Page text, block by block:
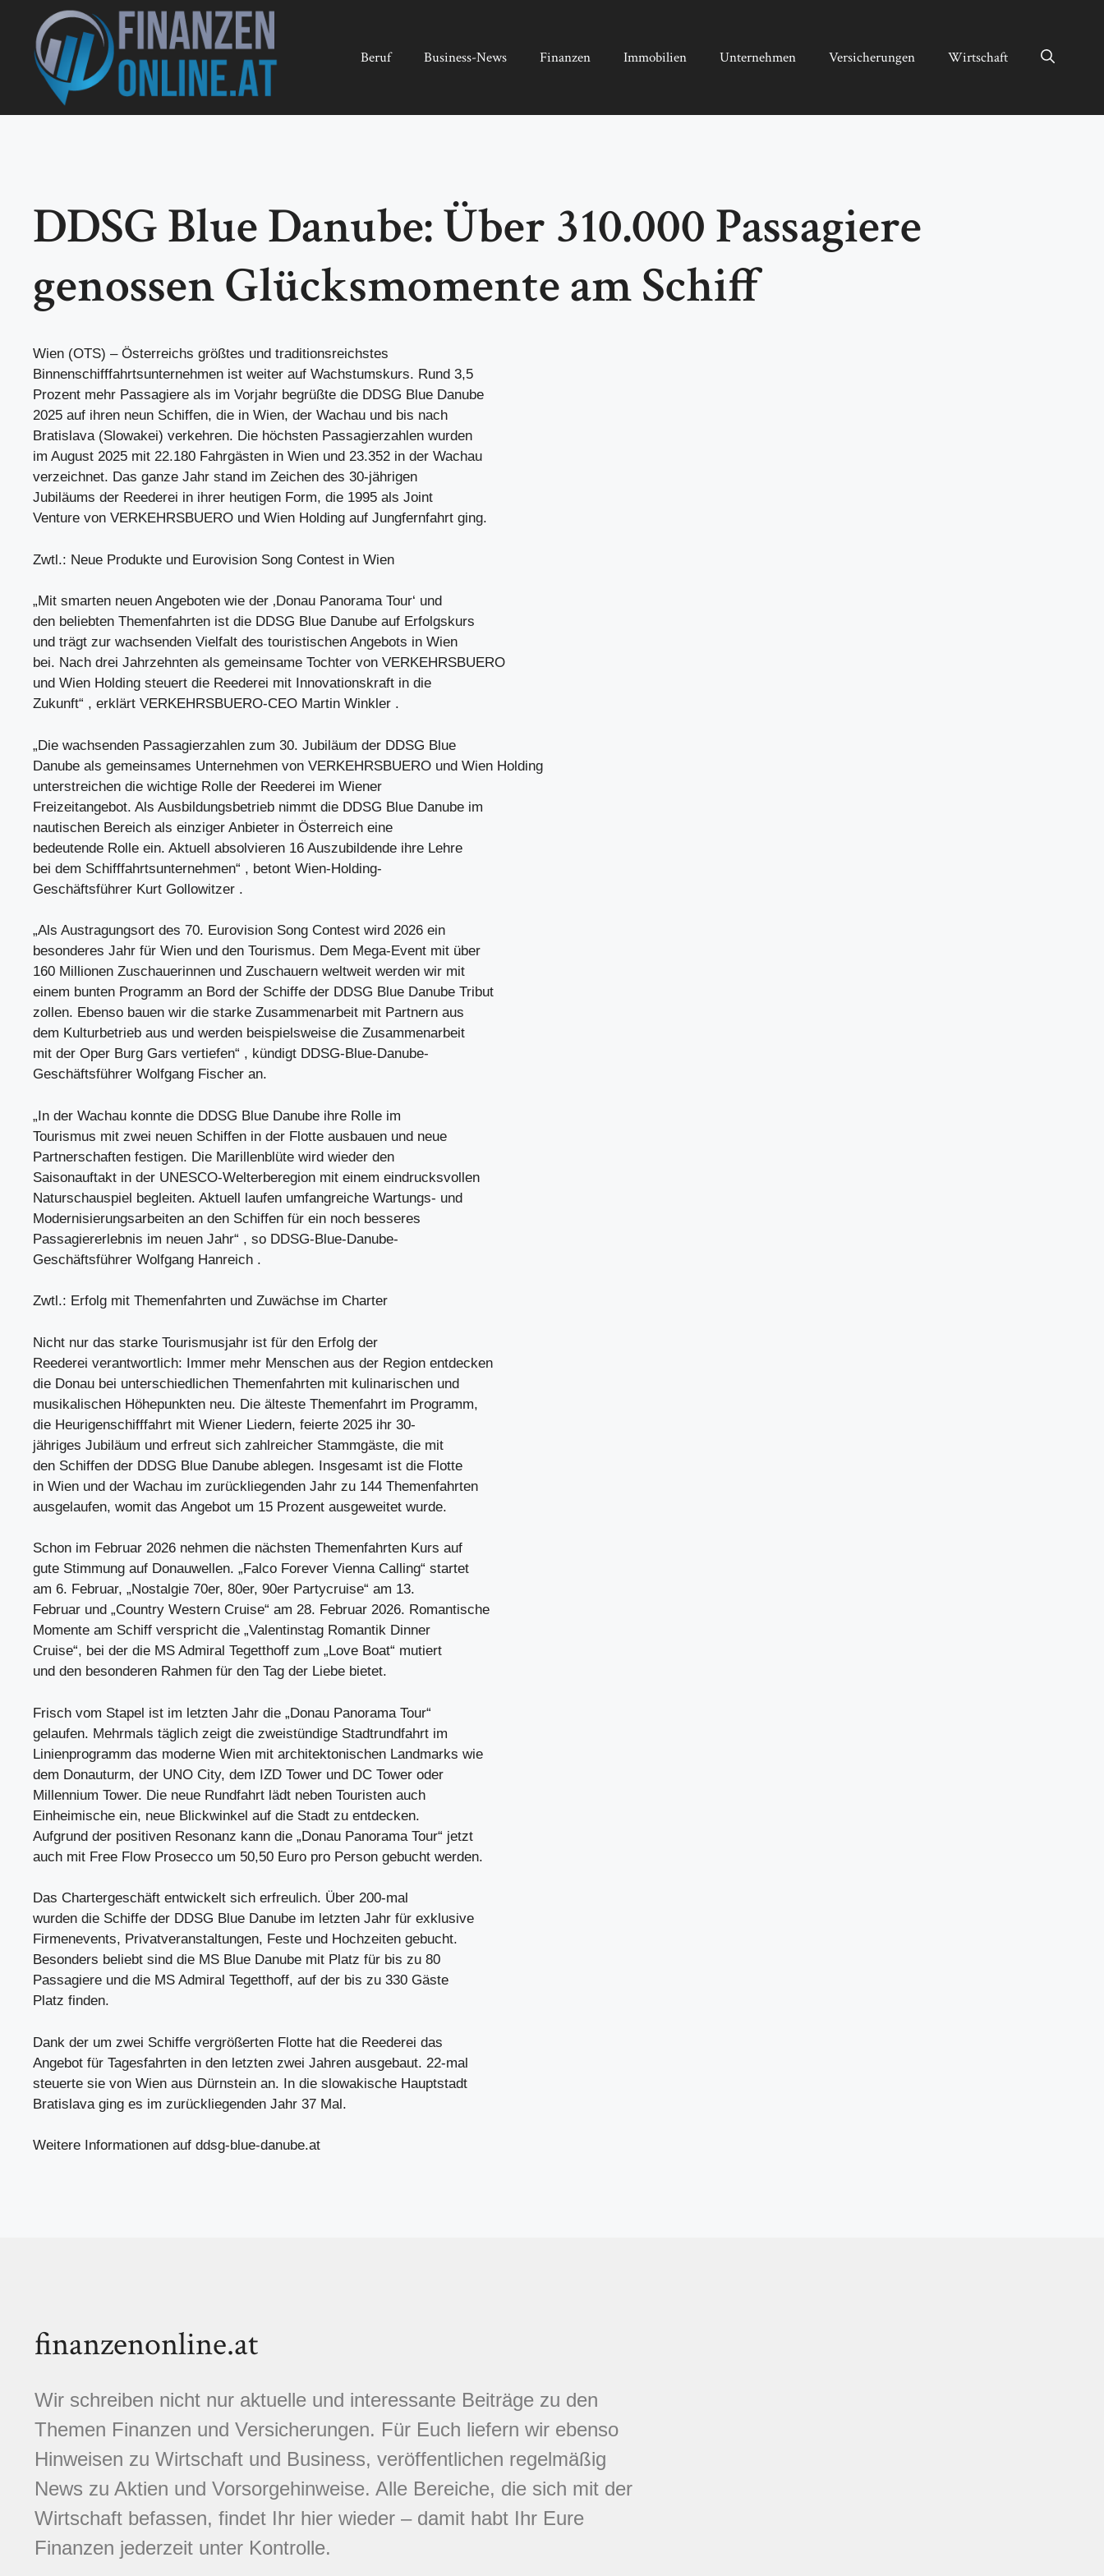
springen
Beruf Business-News Finanzen Immobilien Unternehmen Versicherungen Wirtschaft
DDSG Blue Danube: Über 310.000 Passagiere
genossen Glücksmomente am Schiff
Wien (OTS) – Österreichs größtes und traditionsreichstes
Binnenschifffahrtsunternehmen ist weiter auf Wachstumskurs. Rund 3,5
Prozent mehr Passagiere als im Vorjahr begrüßte die DDSG Blue Danube
2025 auf ihren neun Schiffen, die in Wien, der Wachau und bis nach
Bratislava (Slowakei) verkehren. Die höchsten Passagierzahlen wurden
im August 2025 mit 22.180 Fahrgästen in Wien und 23.352 in der Wachau
verzeichnet. Das ganze Jahr stand im Zeichen des 30-jährigen
Jubiläums der Reederei in ihrer heutigen Form, die 1995 als Joint
Venture von VERKEHRSBUERO und Wien Holding auf Jungfernfahrt ging.
Zwtl.: Neue Produkte und Eurovision Song Contest in Wien
„Mit smarten neuen Angeboten wie der ‚Donau Panorama Tour‘ und
den beliebten Themenfahrten ist die DDSG Blue Danube auf Erfolgskurs
und trägt zur wachsenden Vielfalt des touristischen Angebots in Wien
bei. Nach drei Jahrzehnten als gemeinsame Tochter von VERKEHRSBUERO
und Wien Holding steuert die Reederei mit Innovationskraft in die
Zukunft“ , erklärt VERKEHRSBUERO-CEO Martin Winkler .
„Die wachsenden Passagierzahlen zum 30. Jubiläum der DDSG Blue
Danube als gemeinsames Unternehmen von VERKEHRSBUERO und Wien Holding
unterstreichen die wichtige Rolle der Reederei im Wiener
Freizeitangebot. Als Ausbildungsbetrieb nimmt die DDSG Blue Danube im
nautischen Bereich als einziger Anbieter in Österreich eine
bedeutende Rolle ein. Aktuell absolvieren 16 Auszubildende ihre Lehre
bei dem Schifffahrtsunternehmen“ , betont Wien-Holding-
Geschäftsführer Kurt Gollowitzer .
„Als Austragungsort des 70. Eurovision Song Contest wird 2026 ein
besonderes Jahr für Wien und den Tourismus. Dem Mega-Event mit über
160 Millionen Zuschauerinnen und Zuschauern weltweit werden wir mit
einem bunten Programm an Bord der Schiffe der DDSG Blue Danube Tribut
zollen. Ebenso bauen wir die starke Zusammenarbeit mit Partnern aus
dem Kulturbetrieb aus und werden beispielsweise die Zusammenarbeit
mit der Oper Burg Gars vertiefen“ , kündigt DDSG-Blue-Danube-
Geschäftsführer Wolfgang Fischer an.
„In der Wachau konnte die DDSG Blue Danube ihre Rolle im
Tourismus mit zwei neuen Schiffen in der Flotte ausbauen und neue
Partnerschaften festigen. Die Marillenblüte wird wieder den
Saisonauftakt in der UNESCO-Welterberegion mit einem eindrucksvollen
Naturschauspiel begleiten. Aktuell laufen umfangreiche Wartungs- und
Modernisierungsarbeiten an den Schiffen für ein noch besseres
Passagiererlebnis im neuen Jahr“ , so DDSG-Blue-Danube-
Geschäftsführer Wolfgang Hanreich .
Zwtl.: Erfolg mit Themenfahrten und Zuwächse im Charter
Nicht nur das starke Tourismusjahr ist für den Erfolg der
Reederei verantwortlich: Immer mehr Menschen aus der Region entdecken
die Donau bei unterschiedlichen Themenfahrten mit kulinarischen und
musikalischen Höhepunkten neu. Die älteste Themenfahrt im Programm,
die Heurigenschifffahrt mit Wiener Liedern, feierte 2025 ihr 30-
jähriges Jubiläum und erfreut sich zahlreicher Stammgäste, die mit
den Schiffen der DDSG Blue Danube ablegen. Insgesamt ist die Flotte
in Wien und der Wachau im zurückliegenden Jahr zu 144 Themenfahrten
ausgelaufen, womit das Angebot um 15 Prozent ausgeweitet wurde.
Schon im Februar 2026 nehmen die nächsten Themenfahrten Kurs auf
gute Stimmung auf Donauwellen. „Falco Forever Vienna Calling“ startet
am 6. Februar, „Nostalgie 70er, 80er, 90er Partycruise“ am 13.
Februar und „Country Western Cruise“ am 28. Februar 2026. Romantische
Momente am Schiff verspricht die „Valentinstag Romantik Dinner
Cruise“, bei der die MS Admiral Tegetthoff zum „Love Boat“ mutiert
und den besonderen Rahmen für den Tag der Liebe bietet.
Frisch vom Stapel ist im letzten Jahr die „Donau Panorama Tour“
gelaufen. Mehrmals täglich zeigt die zweistündige Stadtrundfahrt im
Linienprogramm das moderne Wien mit architektonischen Landmarks wie
dem Donauturm, der UNO City, dem IZD Tower und DC Tower oder
Millennium Tower. Die neue Rundfahrt lädt neben Touristen auch
Einheimische ein, neue Blickwinkel auf die Stadt zu entdecken.
Aufgrund der positiven Resonanz kann die „Donau Panorama Tour“ jetzt
auch mit Free Flow Prosecco um 50,50 Euro pro Person gebucht werden.
Das Chartergeschäft entwickelt sich erfreulich. Über 200-mal
wurden die Schiffe der DDSG Blue Danube im letzten Jahr für exklusive
Firmenevents, Privatveranstaltungen, Feste und Hochzeiten gebucht.
Besonders beliebt sind die MS Blue Danube mit Platz für bis zu 80
Passagiere und die MS Admiral Tegetthoff, auf der bis zu 330 Gäste
Platz finden.
Dank der um zwei Schiffe vergrößerten Flotte hat die Reederei das
Angebot für Tagesfahrten in den letzten zwei Jahren ausgebaut. 22-mal
steuerte sie von Wien aus Dürnstein an. In die slowakische Hauptstadt
Bratislava ging es im zurückliegenden Jahr 37 Mal.
Weitere Informationen auf ddsg-blue-danube.at
finanzenonline.at
Wir schreiben nicht nur aktuelle und interessante Beiträge zu den
Themen Finanzen und Versicherungen. Für Euch liefern wir ebenso
Hinweisen zu Wirtschaft und Business, veröffentlichen regelmäßig
News zu Aktien und Vorsorgehinweise. Alle Bereiche, die sich mit der
Wirtschaft befassen, findet Ihr hier wieder – damit habt Ihr Eure
Finanzen jederzeit unter Kontrolle.